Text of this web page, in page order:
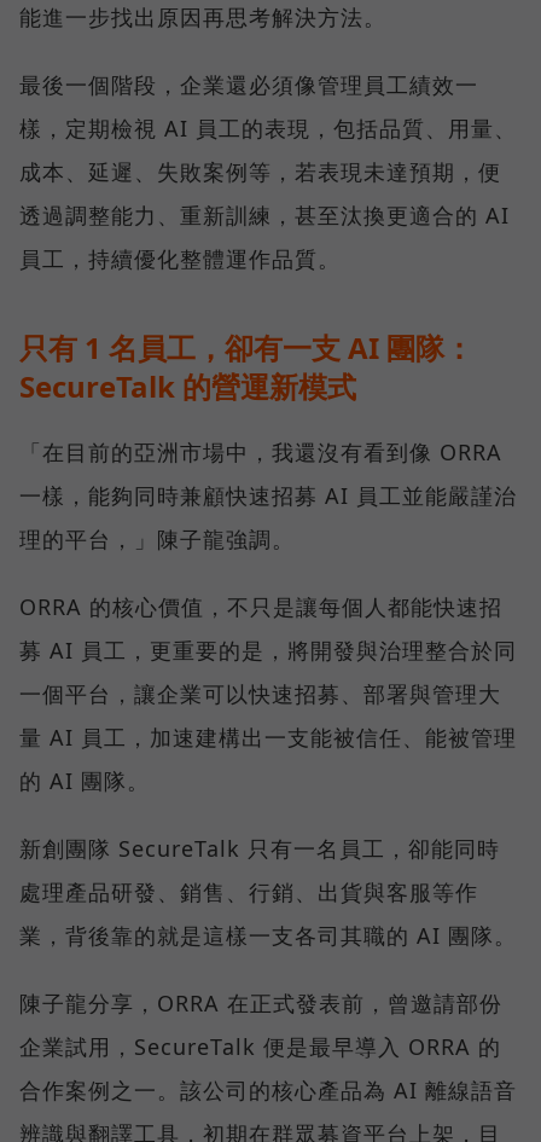
能進一步找出原因再思考解決方法。
最後一個階段，企業還必須像管理員工績效一
樣，定期檢視 AI 員工的表現，包括品質、用量、
成本、延遲、失敗案例等，若表現未達預期，便
透過調整能力、重新訓練，甚至汰換更適合的 AI
員工，持續優化整體運作品質。
只有 1 名員工，卻有一支 AI 團隊：
SecureTalk 的營運新模式
「在目前的亞洲市場中，我還沒有看到像 ORRA
一樣，能夠同時兼顧快速招募 AI 員工並能嚴謹治
理的平台，」陳子龍強調。
ORRA 的核心價值，不只是讓每個人都能快速招
募 AI 員工，更重要的是，將開發與治理整合於同
一個平台，讓企業可以快速招募、部署與管理大
量 AI 員工，加速建構出一支能被信任、能被管理
的 AI 團隊。
新創團隊 SecureTalk 只有一名員工，卻能同時
處理產品研發、銷售、行銷、出貨與客服等作
業，背後靠的就是這樣一支各司其職的 AI 團隊。
陳子龍分享，ORRA 在正式發表前，曾邀請部份
企業試用，SecureTalk 便是最早導入 ORRA 的
合作案例之一。該公司的核心產品為 AI 離線語音
辨識與翻譯工具，初期在群眾募資平台上架，目